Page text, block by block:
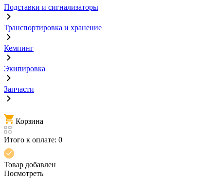
Подставки и сигнализаторы
Транспортировка и хранение
Кемпинг
Экипировка
Запчасти
Корзина
Итого к оплате: 0
Товар добавлен
Посмотреть